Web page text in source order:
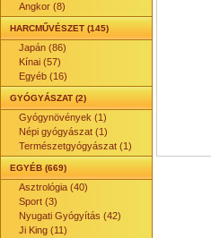
Angkor (8)
HARCMŰVÉSZET (145)
Japán (86)
Kínai (57)
Egyéb (16)
GYÓGYÁSZAT (2)
Gyógynövények (1)
Népi gyógyászat (1)
Természetgyógyászat (1)
EGYÉB (669)
Asztrológia (40)
Sport (3)
Nyugati Gyógyítás (42)
Ji King (11)